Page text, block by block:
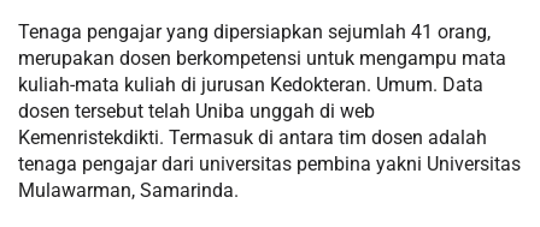
Tenaga pengajar yang dipersiapkan sejumlah 41 orang,
merupakan dosen berkompetensi untuk mengampu mata
kuliah-mata kuliah di jurusan Kedokteran. Umum. Data
dosen tersebut telah Uniba unggah di web
Kemenristekdikti. Termasuk di antara tim dosen adalah
tenaga pengajar dari universitas pembina yakni Universitas
Mulawarman, Samarinda.